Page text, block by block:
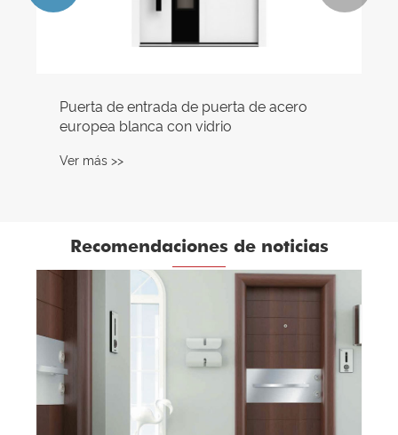
Puerta de entrada de puerta de acero
europea blanca con vidrio
Ver más >>
Recomendaciones de noticias